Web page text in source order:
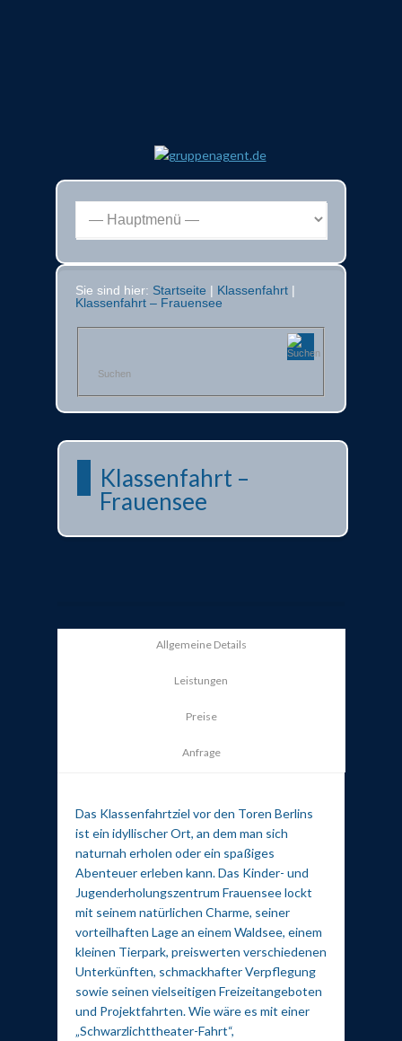
Sie sind hier: Startseite | Klassenfahrt |
Klassenfahrt – Frauensee
Klassenfahrt –
Frauensee
Allgemeine Details
Leistungen
Preise
Anfrage
Das Klassenfahrtziel vor den Toren Berlins
ist ein idyllischer Ort, an dem man sich
naturnah erholen oder ein spaßiges
Abenteuer erleben kann. Das Kinder- und
Jugenderholungszentrum Frauensee lockt
mit seinem natürlichen Charme, seiner
vorteilhaften Lage an einem Waldsee, einem
kleinen Tierpark, preiswerten verschiedenen
Unterkünften, schmackhafter Verpflegung
sowie seinen vielseitigen Freizeitangeboten
und Projektfahrten. Wie wäre es mit einer
„Schwarzlichttheater-Fahrt“,